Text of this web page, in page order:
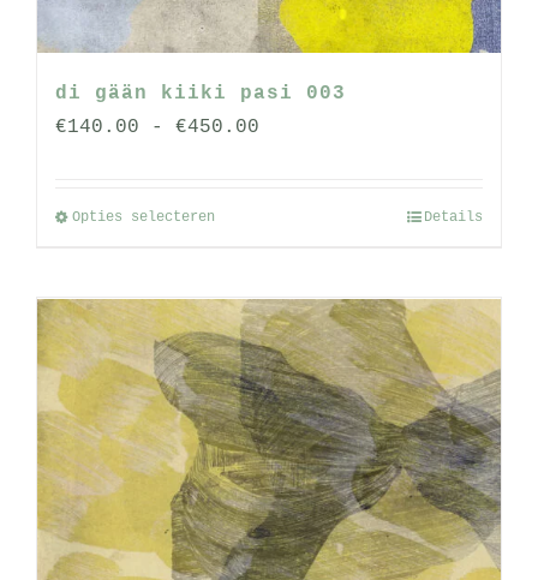
di gään kiiki pasi 003
€140.00 - €450.00
Opties selecteren
meerdere
variaties.
Deze
optie
kan
gekozen
worden
op
Details